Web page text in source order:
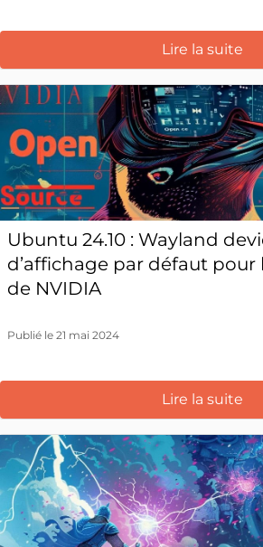
Lire la suite
Ubuntu 24.10 : Wayland
d’affichage par défaut pour
de NVIDIA
Publié le 21 mai 2024
Lire la suite